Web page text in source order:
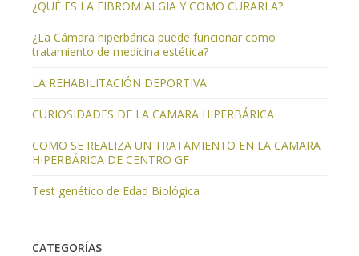
¿QUÉ ES LA FIBROMIALGIA Y COMO CURARLA?
¿La Cámara hiperbárica puede funcionar como
tratamiento de medicina estética?
LA REHABILITACIÓN DEPORTIVA
CURIOSIDADES DE LA CAMARA HIPERBÁRICA
COMO SE REALIZA UN TRATAMIENTO EN LA CAMARA
HIPERBÁRICA DE CENTRO GF
Test genético de Edad Biológica
CATEGORÍAS